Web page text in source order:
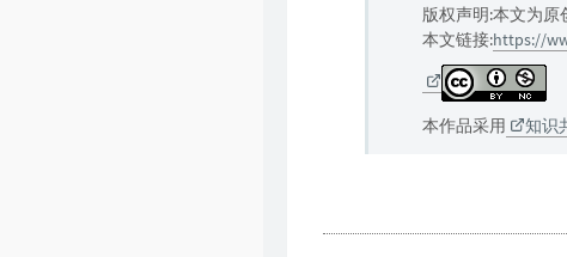
版权声明:本文为原
本文链接:https://
本作品采用 知识